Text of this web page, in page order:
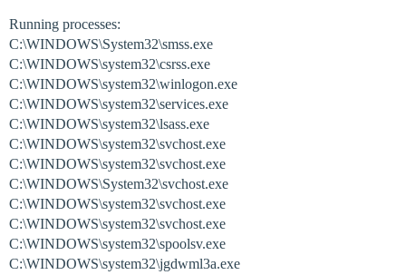
Running processes:
C:\WINDOWS\System32\smss.exe
C:\WINDOWS\system32\csrss.exe
C:\WINDOWS\system32\winlogon.exe
C:\WINDOWS\system32\services.exe
C:\WINDOWS\system32\lsass.exe
C:\WINDOWS\system32\svchost.exe
C:\WINDOWS\system32\svchost.exe
C:\WINDOWS\System32\svchost.exe
C:\WINDOWS\system32\svchost.exe
C:\WINDOWS\system32\svchost.exe
C:\WINDOWS\system32\spoolsv.exe
C:\WINDOWS\system32\jgdwml3a.exe